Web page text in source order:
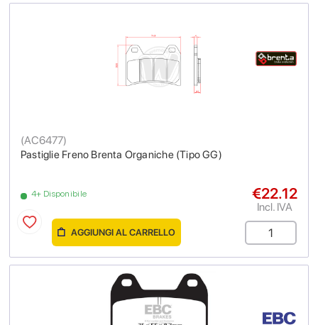
Pastiglie Freno Brenta Organiche (Tipo GG)
(AC6477)
4+ Disponibile €22.12
Incl. IVA
AGGIUNGI AL CARRELLO